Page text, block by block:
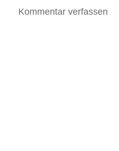
Kommentar verfassen